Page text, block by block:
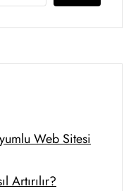
Web Sitesi
Artırılır?